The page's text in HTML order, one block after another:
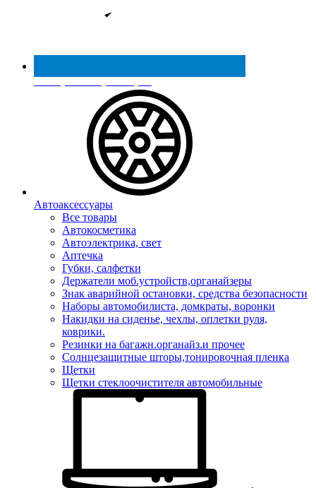
Реестр МинПромТорга
Автоаксессуары
Все товары
Автокосметика
Автоэлектрика, свет
Аптечка
Губки, салфетки
Держатели моб.устройств,органайзеры
Знак аварийной остановки, средства безопасности
Наборы автомобилиста, домкраты, воронки
Накидки на сиденье, чехлы, оплетки руля,
коврики.
Резинки на багажн.органайз.и прочее
Солнцезащитные шторы,тонировочная пленка
Щетки
Щетки стеклоочистителя автомобильные